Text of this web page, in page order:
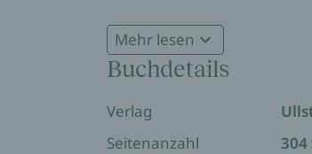
Fotos, Zeichnungen,
Neuausgabe.
Mehr lesen
Buchdetails
Verlag
Seitenanzahl
304